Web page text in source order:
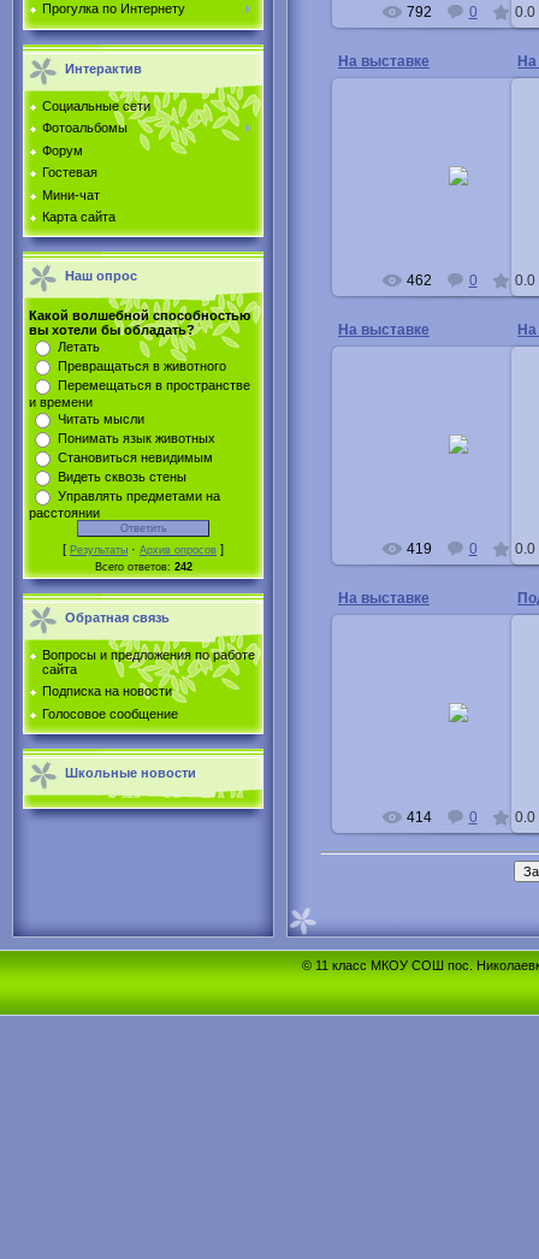
Прогулка по Интернету
Интерактив
Социальные сети
Фотоальбомы
Форум
Гостевая
Мини-чат
Карта сайта
Наш опрос
Какой волшебной способностью
вы хотели бы обладать?
Летать
Превращаться в животного
Перемещаться в пространстве
и времени
Читать мысли
Понимать язык животных
Становиться невидимым
Видеть сквозь стены
Управлять предметами на
расстоянии
[ Результаты · Архив опросов ]
Всего ответов: 242
Обратная связь
Вопросы и предложения по работе
сайта
Подписка на новости
Голосовое сообщение
Школьные новости
792 0 0.0
На выставке
Янин Батик
462 0 0.0
На
На выставке
победителя
419 0 0.0
На
На выставке
414 0 0.0
© 11 класс МКОУ СОШ пос.